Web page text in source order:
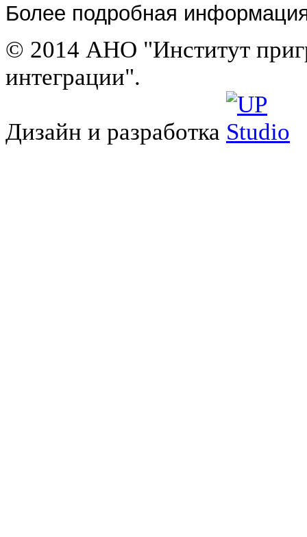
Более подробная
© 2014 АНО "Институт
интеграции".
Дизайн и разработка